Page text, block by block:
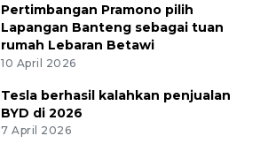
Pertimbangan Pramono pilih
Lapangan Banteng sebagai tuan
rumah Lebaran Betawi
10 April 2026
Tesla berhasil kalahkan penjualan
BYD di 2026
7 April 2026